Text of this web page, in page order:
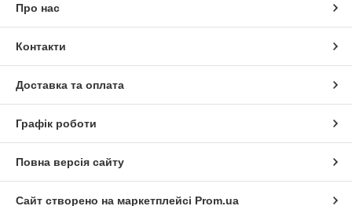
Про нас
Контакти
Доставка та оплата
Графік роботи
Повна версія сайту
Сайт створено на маркетплейсі Prom.ua